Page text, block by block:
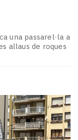
una passarel·la a
allaus de roques